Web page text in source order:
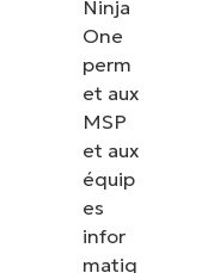
Ninja
One
perm
et aux
MSP
et aux
équip
es
infor
matiq